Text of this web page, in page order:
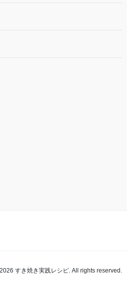
すき焼き実践レシピ. All rights reserved.